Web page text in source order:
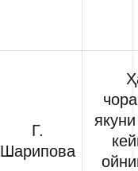
Г.
Шарипова